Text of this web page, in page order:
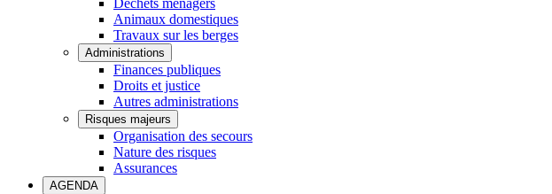
Déchets ménagers
Animaux domestiques
Travaux sur les berges
Administrations
Finances publiques
Droits et justice
Autres administrations
Risques majeurs
Organisation des secours
Nature des risques
Assurances
AGENDA